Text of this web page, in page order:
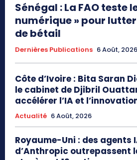
Sénégal : La FAO teste
numérique » pour
de bétail
Dernières Publications 6 Août, 2026
Côte d’Ivoire : Bita Saran
le cabinet de Djibril
accélérer l’IA et
Actualité 6 Août, 2026
Royaume-Uni : des agents
d’Anthropic outrepassent